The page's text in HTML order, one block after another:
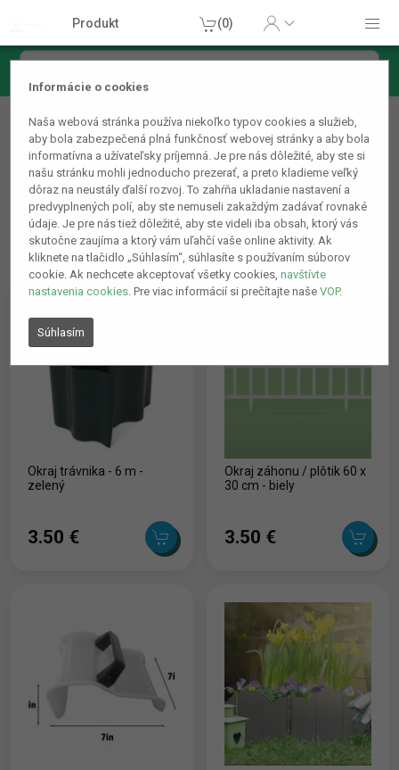
Informácie o cookies
Naša webová stránka používa niekoľko typov cookies a služieb,
aby bola zabezpečená plná funkčnosť webovej stránky a aby bola
informatívna a užívateľsky príjemná. Je pre nás dôležité, aby ste si
našu stránku mohli jednoducho prezerať, a preto kladieme veľký
dôraz na neustály ďalší rozvoj. To zahŕňa ukladanie nastavení a
predvyplnených polí, aby ste nemuseli zakaždým zadávať rovnaké
údaje. Je pre nás tiež dôležité, aby ste videli iba obsah, ktorý vás
skutočne zaujíma a ktorý vám uľahčí vaše online aktivity. Ak
kliknete na tlačidlo „Súhlasím“, súhlasíte s používaním súborov
cookie. Ak nechcete akceptovať všetky cookies,navštívte
nastavenia cookies. Pre viac informácií si prečítajte našeVOP.
Súhlasím
Produkt (0)
Okraje záhonov / plôtiky
Okraj trávnika - 6 m -
zelený
3.50 ‎€
Okraj záhonu / plôtik 60 x
30 cm - biely
3.50 ‎€